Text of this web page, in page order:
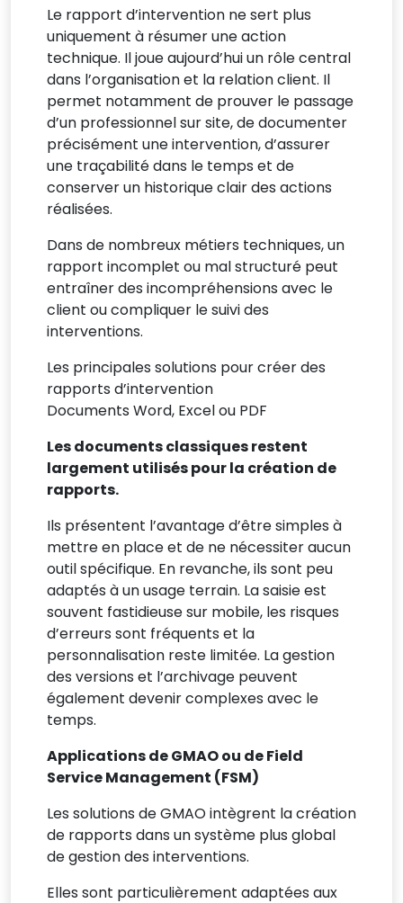
Le rapport d’intervention ne sert plus
uniquement à résumer une action
technique. Il joue aujourd’hui un rôle central
dans l’organisation et la relation client. Il
permet notamment de prouver le passage
d’un professionnel sur site, de documenter
précisément une intervention, d’assurer
une traçabilité dans le temps et de
conserver un historique clair des actions
réalisées.
Dans de nombreux métiers techniques, un
rapport incomplet ou mal structuré peut
entraîner des incompréhensions avec le
client ou compliquer le suivi des
interventions.
Les principales solutions pour créer des
rapports d’intervention
Documents Word, Excel ou PDF
Les documents classiques restent
largement utilisés pour la création de
rapports.
Ils présentent l’avantage d’être simples à
mettre en place et de ne nécessiter aucun
outil spécifique. En revanche, ils sont peu
adaptés à un usage terrain. La saisie est
souvent fastidieuse sur mobile, les risques
d’erreurs sont fréquents et la
personnalisation reste limitée. La gestion
des versions et l’archivage peuvent
également devenir complexes avec le
temps.
Applications de GMAO ou de Field
Service Management (FSM)
Les solutions de GMAO intègrent la création
de rapports dans un système plus global
de gestion des interventions.
Elles sont particulièrement adaptées aux